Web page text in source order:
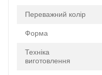
Переважний колір
Форма
Техніка
виготовлення